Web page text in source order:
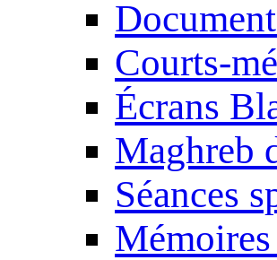
Courts-
Écrans
Maghreb
Séances